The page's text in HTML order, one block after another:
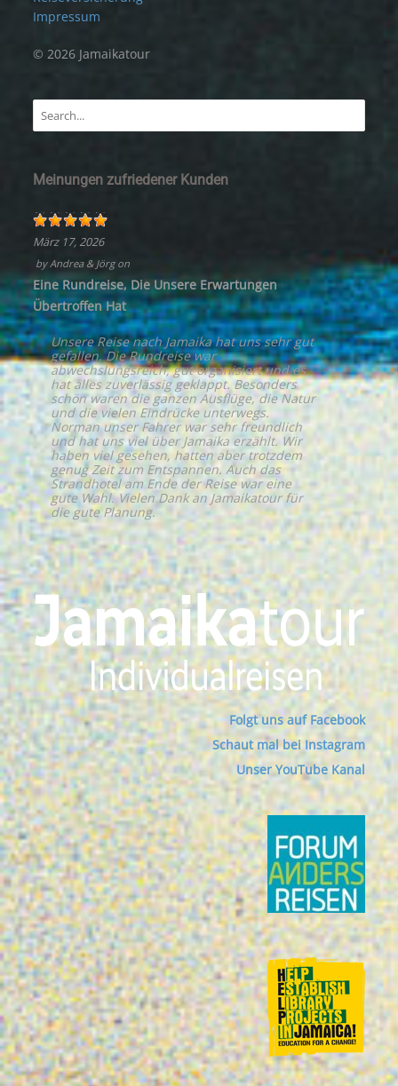
Impressum
© 2026 Jamaikatour
Meinungen zufriedener Kunden
März 17, 2026
byAndrea & Jörgon
Eine Rundreise, Die Unsere Erwartungen
Übertroffen Hat
Unsere Reise nach Jamaika hat uns sehr gut
gefallen. Die Rundreise war
abwechslungsreich, gut organisiert und es
hat alles zuverlässig geklappt. Besonders
schön waren die ganzen Ausflüge, die Natur
und die vielen Eindrücke unterwegs.
Norman unser Fahrer war sehr freundlich
und hat uns viel über Jamaika erzählt. Wir
haben viel gesehen, hatten aber trotzdem
genug Zeit zum Entspannen. Auch das
Strandhotel am Ende der Reise war eine
gute Wahl. Vielen Dank an Jamaikatour für
die gute Planung.
Folgt uns auf Facebook
Schaut mal bei Instagram
Unser YouTube Kanal